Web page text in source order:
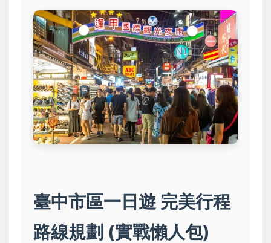
臺中市區一日遊 完美行程
路線規劃 (實戰懶人包)